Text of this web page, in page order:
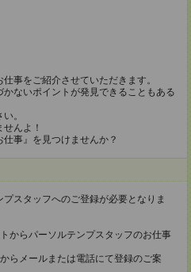
事をご紹介させていただきます。
ないポイントが発見できることもある
。
んよ！
事』を見つけませんか？
スタッフへのご登録が必要となりま
からパーソルテンプスタッフのお仕事
らメールまたは電話にて登録のご案